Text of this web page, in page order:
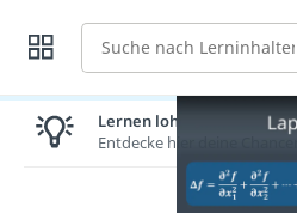
Suche
Lernen lohnt sich!
Entdecke hier deine Chancen.